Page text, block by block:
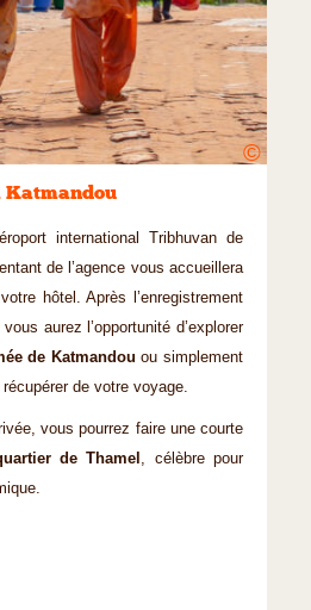
©
Katmandou
international Tribhuvan de
de l’agence vous accueillera
hôtel. Après l’enregistrement
aurez l’opportunité d’explorer
de Katmandou ou simplement
de votre voyage.
vous pourrez faire une courte
de Thamel , célèbre pour